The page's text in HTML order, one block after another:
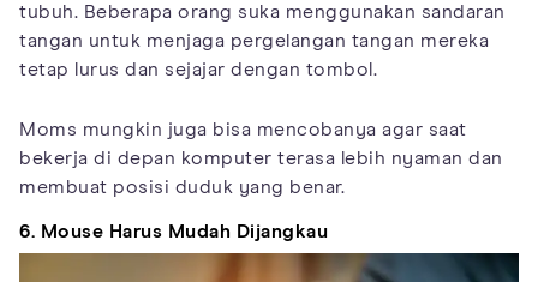
tubuh. Beberapa orang suka menggunakan sandaran
tangan untuk menjaga pergelangan tangan mereka
tetap lurus dan sejajar dengan tombol.
Moms mungkin juga bisa mencobanya agar saat
bekerja di depan komputer terasa lebih nyaman dan
membuat posisi duduk yang benar.
6. Mouse Harus Mudah Dijangkau